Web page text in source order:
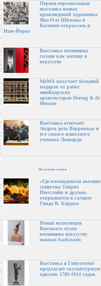
Первая персональная
выставка новых
произведений художника
Яна-Оле Шимана в
Касмине открылась в
Нью-Йорке
Выставка посвящена
голове как мотиву в
искусстве
МоМА получает большой
подарок от работ
швейцарских
архитекторов Herzog & de
Meuron
Выставка отмечает
Андреа дель Верроккьо и
его самого известного
ученика Леонардо
Последние статьи
«Где командовали высшие
существа: Генрих
Нюссляйн и друзья»
открывается в галерее
Гвидо В. Баудаха
Новая экспозиция
Высокого музея
посвящена искусству
южных backroads
Выставка в Глиптотеке
предлагает скульптурную
одиссею 1789-1914 годов